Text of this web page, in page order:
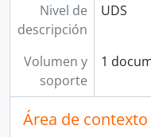
Nivel de
descripción
UDS
Volumen y
soporte
1
Área de contexto